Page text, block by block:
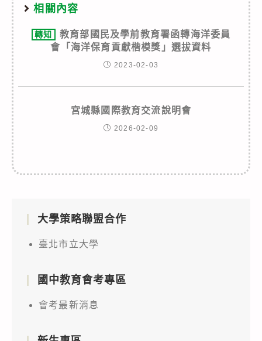
相關內容
轉知
教育部國民及學前教育署函轉海洋委員
會「海洋保育貢獻楷模獎」選拔資料
2023-02-03
宮城縣國際教育交流說明會
2026-02-09
大學策略聯盟合作
臺北市立大學
國中教育會考專區
會考最新消息